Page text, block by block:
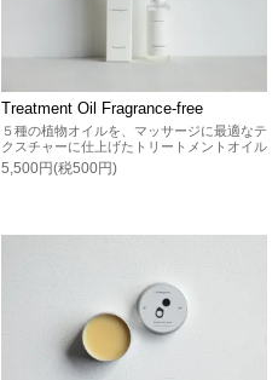
Treatment Oil Fragrance-free
５種の植物オイルを、マッサージに最適なテ
クスチャーに仕上げたトリートメントオイル
5,500円(税500円)